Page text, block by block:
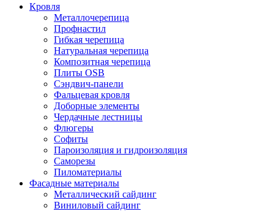
Кровля
Металлочерепица
Профнастил
Гибкая черепица
Натуральная черепица
Композитная черепица
Плиты OSB
Сэндвич-панели
Фальцевая кровля
Доборные элементы
Чердачные лестницы
Флюгеры
Софиты
Пароизоляция и гидроизоляция
Саморезы
Пиломатериалы
Фасадные материалы
Металлический сайдинг
Виниловый сайдинг